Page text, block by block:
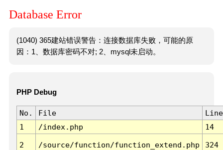
Database Error
(1040) 365建站错误警告：连接数据库失败，可能的原
因：1、数据库密码不对; 2、mysql未启动。
PHP Debug
No. File
Line
1
/index.php 14
2 /source/function/function_extend.php 324